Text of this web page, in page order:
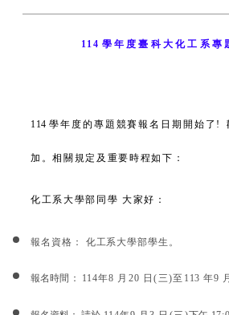
114 學年度臺科大化工系專
114學年度的專題競賽報名日期開始了 !
加。相關規定及重要時程如下：
化工系大學部同學 大家好 ：
報名資格： 化工系大學部學生。
報名時間： 114年8 月 20 日(三)至 113 年9 月